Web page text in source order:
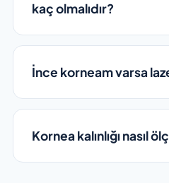
kaç olmalıdır?
İnce korneam varsa
Kornea kalınlığı nasıl